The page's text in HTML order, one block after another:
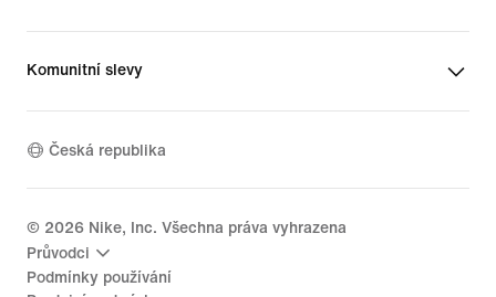
Komunitní slevy
Česká republika
© 2026 Nike, Inc. Všechna práva vyhrazena
Průvodci
Podmínky používání